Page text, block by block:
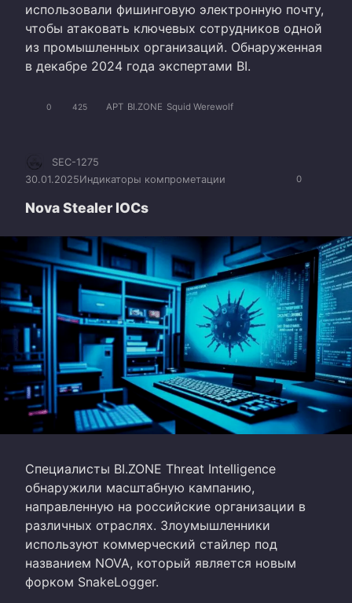
использовали фишинговую электронную почту,
чтобы атаковать ключевых сотрудников одной
из промышленных организаций. Обнаруженная
в декабре 2024 года экспертами BI.
0 425 APT BI.ZONE Squid Werewolf
0
SEC-1275
30.01.2025Индикаторы компрометации
Nova Stealer IOCs
Специалисты BI.ZONE Threat Intelligence
обнаружили масштабную кампанию,
направленную на российские организации в
различных отраслях. Злоумышленники
используют коммерческий стайлер под
названием NOVA, который является новым
форком SnakeLogger.